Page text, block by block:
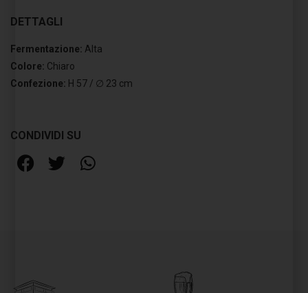
DETTAGLI
Fermentazione: Alta
Colore: Chiaro
Confezione: H 57 / ∅ 23 cm
CONDIVIDI SU